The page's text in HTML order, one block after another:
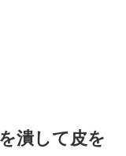
潰して皮を